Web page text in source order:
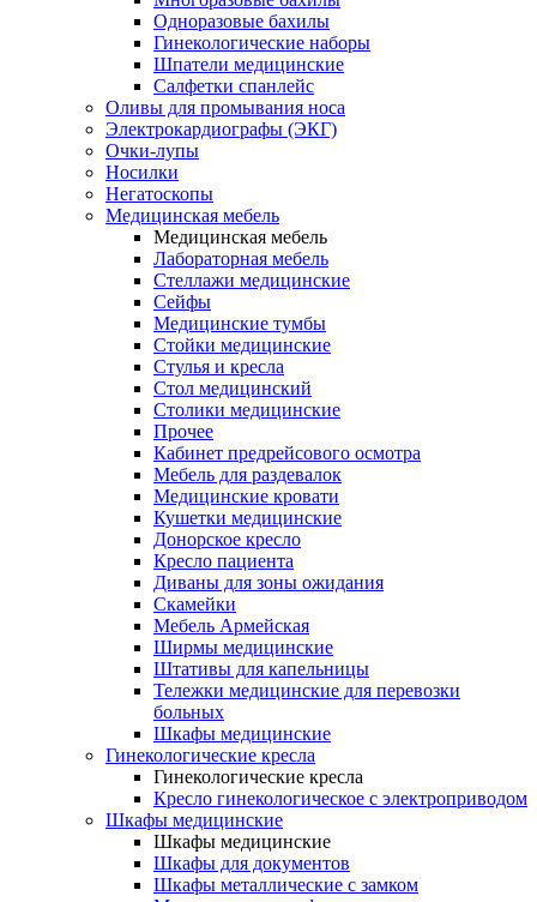
Одноразовые бахилы
Гинекологические наборы
Шпатели медицинские
Салфетки спанлейс
Оливы для промывания носа
Электрокардиографы (ЭКГ)
Очки-лупы
Носилки
Негатоскопы
Медицинская мебель
Медицинская мебель
Лабораторная мебель
Стеллажи медицинские
Сейфы
Медицинские тумбы
Стойки медицинские
Cтулья и кресла
Стол медицинский
Столики медицинские
Прочее
Кабинет предрейсового осмотра
Мебель для раздевалок
Медицинские кровати
Кушетки медицинские
Донорское кресло
Кресло пациента
Диваны для зоны ожидания
Скамейки
Мебель Армейская
Ширмы медицинские
Штативы для капельницы
Тележки медицинские для перевозки
больных
Шкафы медицинские
Гинекологические кресла
Гинекологические кресла
Кресло гинекологическое с электроприводом
Шкафы медицинские
Шкафы медицинские
Шкафы для документов
Шкафы металлические с замком